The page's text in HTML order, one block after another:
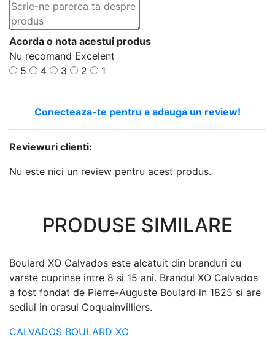
Acorda o nota acestui produs
Nu recomand Excelent
5
4 3 2 1
Conecteaza-te pentru a adauga un review!
Reviewuri clienti:
Nu este nici un review pentru acest produs.
PRODUSE SIMILARE
Boulard XO Calvados este alcatuit din branduri cu
varste cuprinse intre 8 si 15 ani. Brandul XO Calvados
a fost fondat de Pierre-Auguste Boulard in 1825 si are
sediul in orasul Coquainvilliers.
CALVADOS BOULARD XO